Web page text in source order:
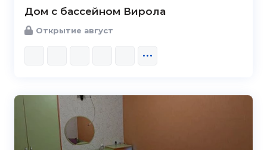
Дом с бассейном Вирола
Открытие август